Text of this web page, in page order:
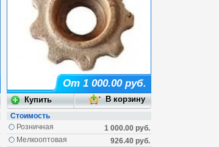
От 1 000.00 руб.
Стоимость
1 000.00 руб.
Розничная
926.40 руб.
Мелкооптовая